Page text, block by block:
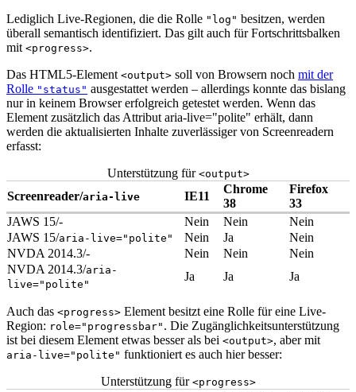
Lediglich Live-Regionen, die die Rolle "log" besitzen, werden
überall semantisch identifiziert. Das gilt auch für Fortschrittsbalken
mit <progress>.
Das HTML5-Element <output> soll von Browsern noch mit der
Rolle "status" ausgestattet werden – allerdings konnte das bislang
nur in keinem Browser erfolgreich getestet werden. Wenn das
Element zusätzlich das Attribut aria-live="polite" erhält, dann
werden die aktualisierten Inhalte zuverlässiger von Screenreadern
erfasst:
Unterstützung für <output>
Screenreader/aria-live IE11
Chrome
38
Firefox
33
JAWS 15/-
Nein Nein
Nein
JAWS 15/aria-live="polite" Nein Ja
Nein
NVDA 2014.3/-
Nein Nein
Nein
NVDA 2014.3/aria-
live="polite"
Ja Ja Ja
Auch das <progress> Element besitzt eine Rolle für eine Live-
Region: role="progressbar" . Die Zugänglichkeitsunterstützung
ist bei diesem Element etwas besser als bei <output>, aber mit
aria-live="polite" funktioniert es auch hier besser:
Unterstützung für <progress>